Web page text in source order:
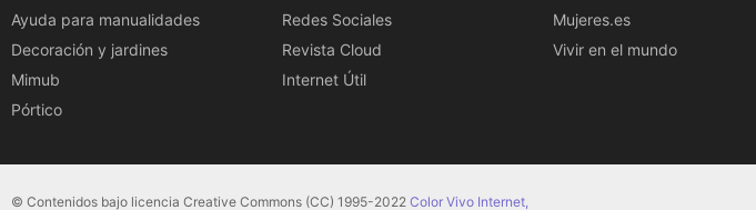
Ayuda para manualidades
Decoración y jardines
Mimub
Pórtico
Redes Sociales
Revista Cloud
Internet Útil
Mujeres.es
Vivir en el mundo
© Contenidos bajo licencia Creative Commons (CC) 1995-2022 Color Vivo Internet,